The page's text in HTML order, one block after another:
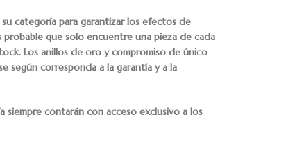
categoría para garantizar los efectos de
que solo encuentre una pieza de cada
Los anillos de oro y compromiso de único
según corresponda a la garantía y a la
siempre contarán con acceso exclusivo a los